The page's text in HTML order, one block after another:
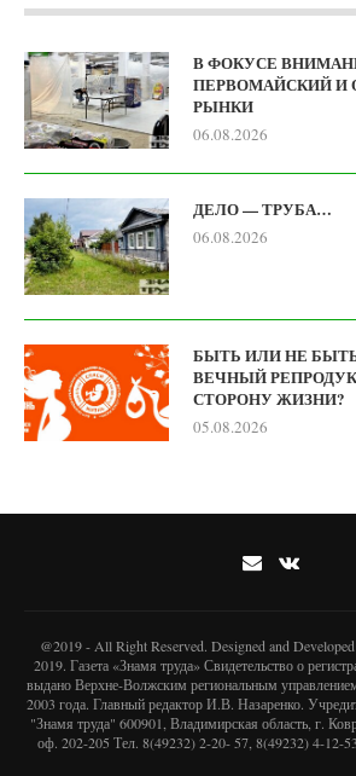
В ФОКУСЕ
ПЕРВОМАЙСКИЙ И
РЫНКИ
06.08.2026
ДЕЛО — ТРУБА…
06.08.2026
БЫТЬ ИЛИ НЕ
ВЕЧНЫЙ
СТОРОНУ ЖИЗНИ?
05.08.2026
@2019 - All Right Reserved. Designed and
2019. Газета «Знамя труда» Свидетельство о
выдано Верхне-Волжским региональным
2003 года. Главный редактор И.В. Назаренко.
"Знамя труда" 600901, Владимирская область, г.
оф. 202-205 Тел. 8(49232) 2-20- 57, 8(49232) 4-12-